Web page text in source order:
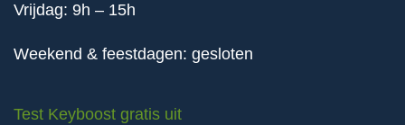
Vrijdag: 9h – 15h
Weekend & feestdagen: gesloten
Test Keyboost gratis uit